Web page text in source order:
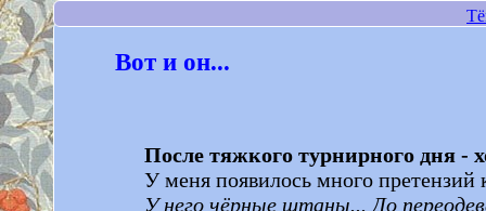
Вот и он...
После тяжкого турнирного дня -
У меня появилось много претензий
У него чёрные штаны... До